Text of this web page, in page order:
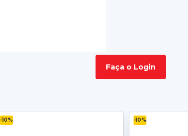
Faça o Login
-10% -10%